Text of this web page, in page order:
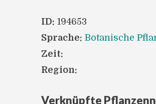
ID: 194653
Sprache: Botanische
Zeit:
Region:
Verknüpfte